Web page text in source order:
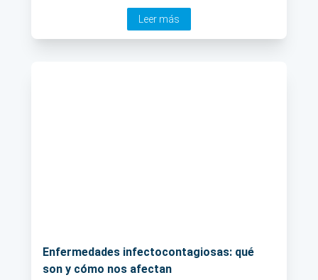
explicarían el brote epidemiológico.
Leer más
Enfermedades infectocontagiosas: qué
son y cómo nos afectan